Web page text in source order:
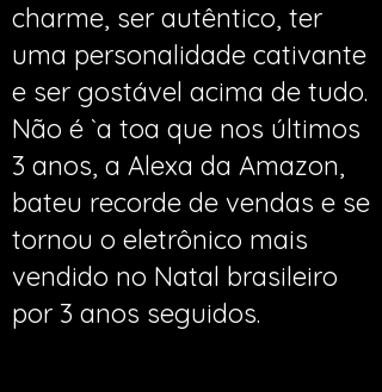
charme, ser autêntico, ter
uma personalidade cativante
e ser gostável acima de tudo.
Não é `a toa que nos últimos
3 anos, a Alexa da Amazon,
bateu recorde de vendas e se
tornou o eletrônico mais
vendido no Natal brasileiro
por 3 anos seguidos.